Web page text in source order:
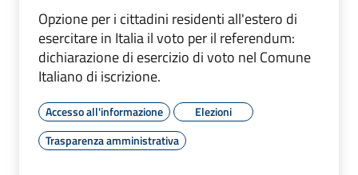
Opzione per i cittadini residenti all'estero di
esercitare in Italia il voto per il referendum:
dichiarazione di esercizio di voto nel Comune
Italiano di iscrizione.
Accesso all'informazione
Elezioni
Trasparenza amministrativa